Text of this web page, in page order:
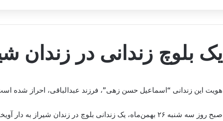
یک بلوچ زندانی در زندان
هویت این زندانی “اسماعیل حسن زهی”، فرزند عبدالباقی، احراز شده
صبح روز سه شنبه ۲۶ بهمن‌ماه، یک زندانی بلوچ در زندان